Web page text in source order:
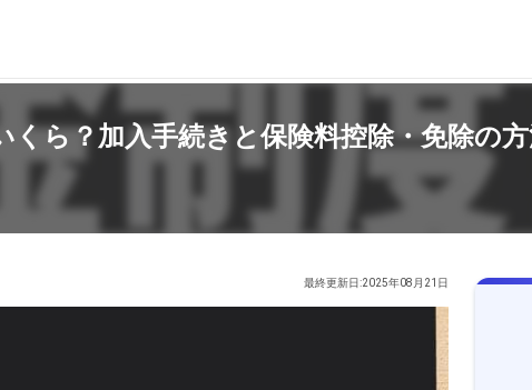
くら？加入手続きと保険料控除・免除の
最終更新日:2025年08月21日